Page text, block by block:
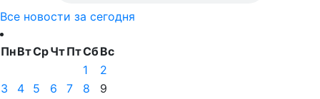
Все новости за сегодня
ПнВтСрЧтПтСбВс
1
2
3
4 5 6 7 8
9